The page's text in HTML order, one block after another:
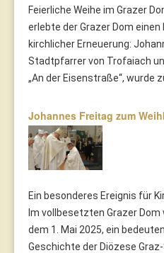
Feierliche Weihe im Grazer
erlebte der Grazer Dom
kirchlicher Erneuerung:
Stadtpfarrer von Trofaiach
„An der Eisenstraße“, wurde
Johannes Freitag zum
Ein besonderes Ereignis für
Im vollbesetzten Grazer
dem 1. Mai 2025, ein
Geschichte der Diözese